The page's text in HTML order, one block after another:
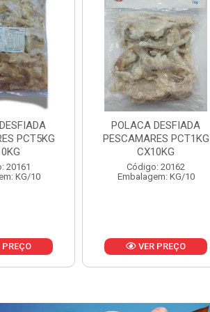
PCT1KG
20162
KG/10
POSTA CORVINA PACOTE
1KG PESCAMARES CX
15KG
Código: 22469
Embalagem: KG/15
VER PREÇO